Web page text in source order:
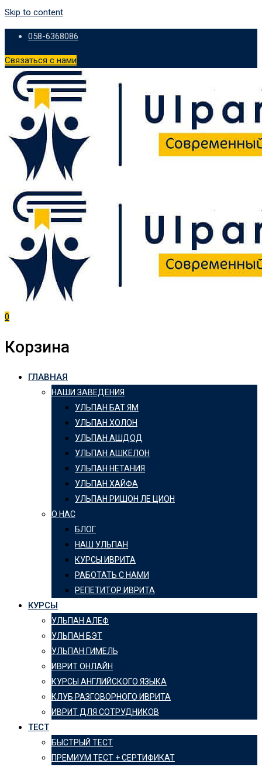
Skip to content
058-6368086
Связаться с нами
0
Корзина
ГЛАВНАЯ
НАШИ ЗАВЕДЕНИЯ
УЛЬПАН БАТ ЯМ
УЛЬПАН ХОЛОН
УЛЬПАН АШДОД
УЛЬПАН АШКЕЛОН
УЛЬПАН НЕТАНИЯ
УЛЬПАН ХАЙФА
УЛЬПАН РИШОН ЛЕ ЦИОН
О НАС
БЛОГ
НАШ УЛЬПАН
КУРСЫ ИВРИТА
РАБОТАТЬ С НАМИ
РЕПЕТИТОР ИВРИТА
КУРСЫ
УЛЬПАН АЛЕФ
УЛЬПАН БЭТ
УЛЬПАН ГИМЕЛЬ
ИВРИТ ОНЛАЙН
КУРСЫ АНГЛИЙСКОГО ЯЗЫКА
КЛУБ РАЗГОВОРНОГО ИВРИТА
ИВРИТ ДЛЯ СОТРУДНИКОВ
ТЕСТ
БЫСТРЫЙ ТЕСТ
ПРЕМИУМ ТЕСТ + СЕРТИФИКАТ